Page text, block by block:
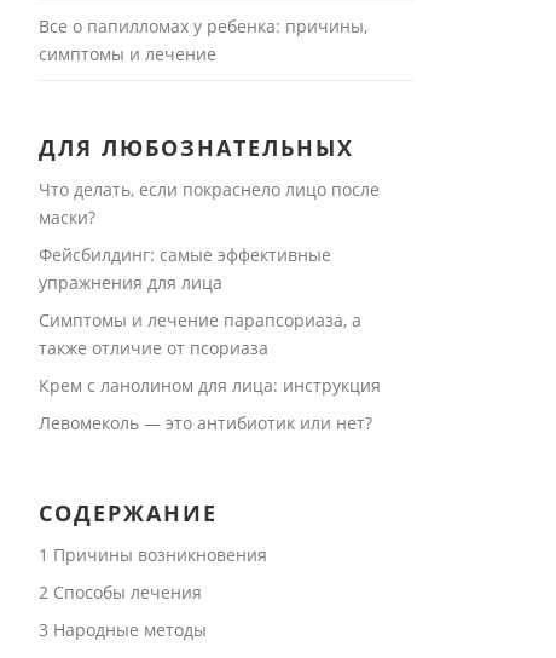
Все о папилломах у ребенка: причины,
симптомы и лечение
ДЛЯ ЛЮБОЗНАТЕЛЬНЫХ
Что делать, если покраснело лицо после
маски?
Фейсбилдинг: самые эффективные
упражнения для лица
Симптомы и лечение парапсориаза, а
также отличие от псориаза
Крем с ланолином для лица: инструкция
Левомеколь — это антибиотик или нет?
СОДЕРЖАНИЕ
1 Причины возникновения
2Способы лечения
3 Народные методы